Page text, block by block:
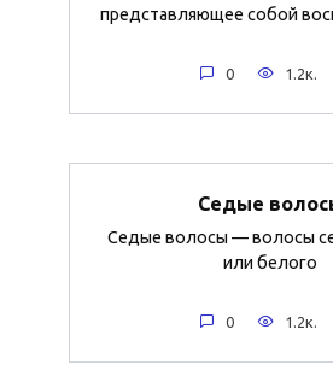
представляющее собой
0 1.2к.
Седые
Седые волосы — волосы
или белого
0 1.2к.